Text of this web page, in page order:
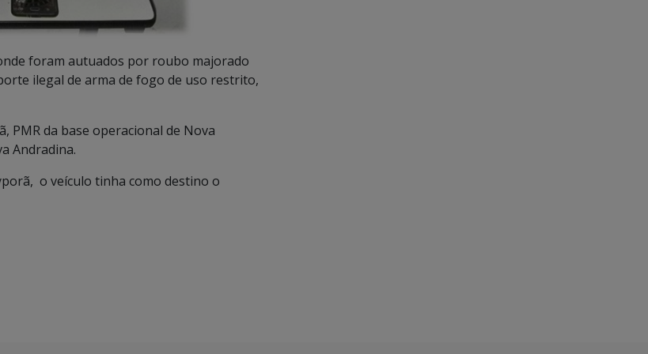
foram autuados por roubo majorado
ilegal de arma de fogo de uso restrito,
PMR da base operacional de Nova
Andradina.
o veículo tinha como destino o